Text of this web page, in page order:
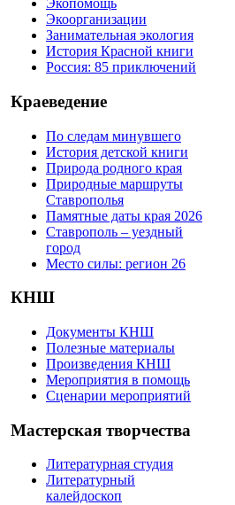
Экопомощь
Экоорганизации
Занимательная экология
История Красной книги
Россия: 85 приключений
Краеведение
По следам минувшего
История детской книги
Природа родного края
Природные маршруты
Ставрополья
Памятные даты края 2026
Ставрополь – уездный
город
Место силы: регион 26
КНШ
Документы КНШ
Полезные материалы
Произведения КНШ
Мероприятия в помощь
Сценарии мероприятий
Мастерская творчества
Литературная студия
Литературный
калейдоскоп